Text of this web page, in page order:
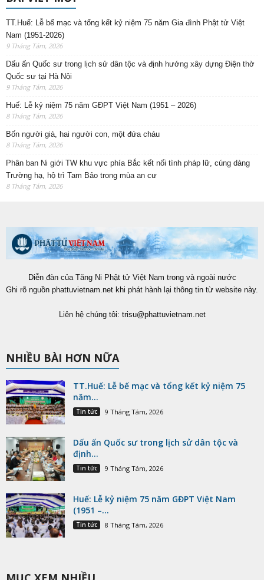
TT.Huế: Lễ bế mạc và tổng kết kỷ niệm 75 năm Gia đình Phật tử Việt
Nam (1951-2026)
9 Tháng Tám, 2026
Dấu ấn Quốc sư trong lịch sử dân tộc và định hướng xây dựng Điện thờ
Quốc sư tại Hà Nội
9 Tháng Tám, 2026
Huế: Lễ kỷ niệm 75 năm GĐPT Việt Nam (1951 – 2026)
8 Tháng Tám, 2026
Bốn người già, hai người con, một đứa cháu
8 Tháng Tám, 2026
Phân ban Ni giới TW khu vực phía Bắc kết nối tình pháp lữ, cúng dàng
Trường hạ, hộ trì Tam Bảo trong mùa an cư
8 Tháng Tám, 2026
Diễn đàn của Tăng Ni Phật tử Việt Nam trong và ngoài nước
Ghi rõ nguồn phattuvietnam.net khi phát hành lại thông tin từ website này.
Liên hệ chúng tôi: trisu@phattuvietnam.net
NHIỀU BÀI HƠN NỮA
TT.Huế: Lễ bế mạc và tổng kết kỷ niệm 75
năm...
Tin tức 9 Tháng Tám, 2026
Dấu ấn Quốc sư trong lịch sử dân tộc và
định...
Tin tức 9 Tháng Tám, 2026
Huế: Lễ kỷ niệm 75 năm GĐPT Việt Nam
(1951 –...
Tin tức 8 Tháng Tám, 2026